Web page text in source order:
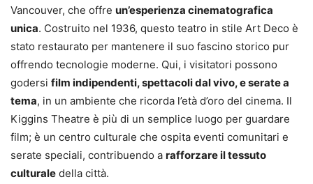
Vancouver, che offre un’esperienza cinematografica
unica. Costruito nel 1936, questo teatro in stile Art Deco è
stato restaurato per mantenere il suo fascino storico pur
offrendo tecnologie moderne. Qui, i visitatori possono
godersi film indipendenti, spettacoli dal vivo, e serate a
tema, in un ambiente che ricorda l’età d’oro del cinema. Il
Kiggins Theatre è più di un semplice luogo per guardare
film; è un centro culturale che ospita eventi comunitari e
serate speciali, contribuendo a rafforzare il tessuto
culturale della città.